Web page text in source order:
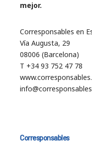
mejor.
Corresponsables en
Vía Augusta, 29
08006 (Barcelona)
T +34 93 752 47 78
Corresponsables